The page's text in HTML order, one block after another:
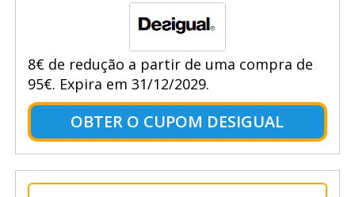
8€ de redução a partir de uma compra de
95€. Expira em 31/12/2029.
OBTER O CUPOM DESIGUAL